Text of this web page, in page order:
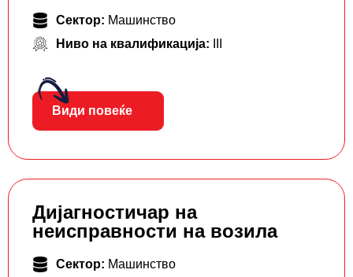
Сектор: Машинство
Ниво на квалификација:
Види повеќе
Дијагностичар на
неисправности на возила
Сектор: Машинство